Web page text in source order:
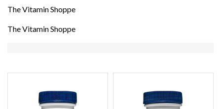
The Vitamin Shoppe
The Vitamin Shoppe